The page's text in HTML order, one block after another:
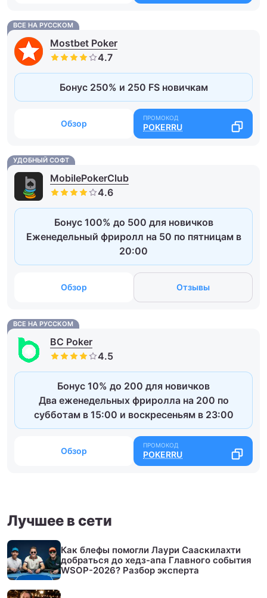
ВСЕ НА РУССКОМ
Mostbet Poker
Бонус 250% и 250 FS новичкам
Обзор POKERRU
УДОБНЫЙ СОФТ
MobilePokerClub
Бонус 100% до 500 для новичков
Еженедельный фриролл на 50 по пятницам в
20:00
Обзор Отзывы
ВСЕ НА РУССКОМ
BC Poker
Бонус 10% до 200 для новичков
Два еженедельных фриролла на 200 по
субботам в 15:00 и воскресеньям в 23:00
Обзор POKERRU
Лучшее в сети
Как блефы помогли Лаури Сааскилахти
добраться до хедз-апа Главного события
WSOP-2026? Разбор эксперта